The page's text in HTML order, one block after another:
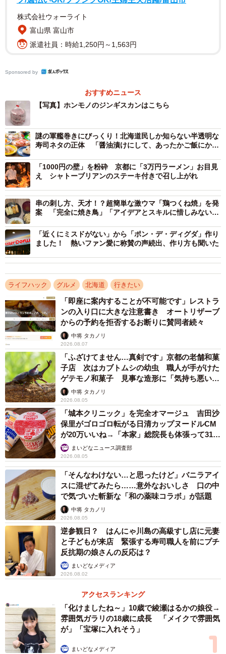
株式会社ウォーライト
富山県 富山市
派遣社員：時給1,250円～1,563円
Sponsored by
おすすめニュース
【写真】ホンモノのジンギスカンはこちら
謎の軍艦巻きにびっくり！北海道民しか知らない半透明な
寿司ネタの正体 「醤油漬けにして、あったかご飯にかけ
「1000円の壁」を粉砕 京都に「3万円ラーメン」お目見
え シャトーブリアンのステーキ付きで召し上がれ
串の刺し方、天才！？超簡単な激ウマ「鶏つくね焼」を発
案 「完全に焼き鳥」「アイデアとスキルに惜しみない拍
「近くにミスドがない」から「ポン・デ・ディグダ」作り
ました！ 熱いファン愛に称賛の声続出、作り方も聞いた
ライフハック グルメ 北海道 行きたい
「即座に案内することが不可能です」レストラ
ンの入り口に大きな注意書き オートリザーブ
からの予約を拒否するお断りに賛同者続々
中将 タカノリ
2026.08.07
「ふざけてません…真剣です」京都の老舗和菓
子店 次はカブトムシの幼虫 職人が手がけた
ゲテモノ和菓子 見事な造形に「気持ち悪いく
らいリアル」
中将 タカノリ
2026.08.05
「城本クリニック」を完全オマージュ 吉田沙
保里がゴロゴロ転がる日清カップヌードルCM
が20万いいね→「本家」総院長も体張って31万
いいねまいどなニュース調査部
2026.08.05
「そんなわけない…と思ったけど」バニラアイ
スに混ぜてみたら……意外なおいしさ 口の中
で気づいた斬新な「和の薬味コラボ」が話題
中将 タカノリ
2026.08.05
逆参観日？ はんにゃ川島の高級すし店に元妻
と子どもが来店 緊張する寿司職人を前にプチ
反抗期の娘さんの反応は？
まいどなメディア
2026.08.02
アクセスランキング
「化けましたね～」10歳で綾瀬はるかの娘役→
雰囲気ガラリの18歳に成長 「メイクで雰囲気
が」「宝塚に入れそう」
まいどなメディア